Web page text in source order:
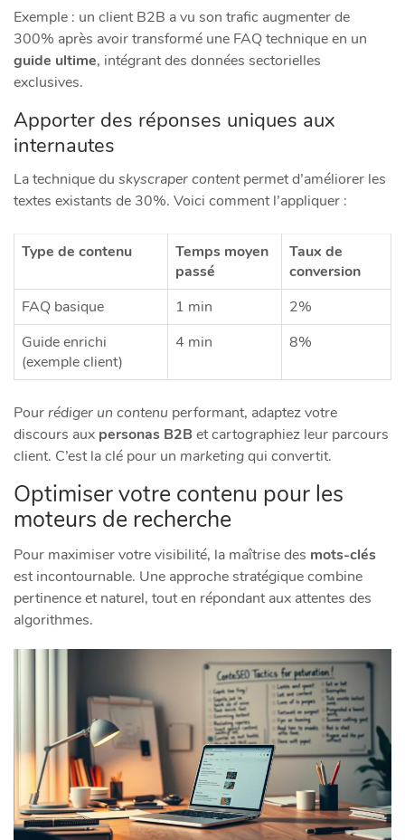
Exemple : un client B2B a vu son trafic augmenter de
300% après avoir transformé une FAQ technique en un
guide ultime, intégrant des données sectorielles
exclusives.
Apporter des réponses uniques aux
internautes
La technique du skyscraper contentpermet d’améliorer les
textes existants de 30%. Voici comment l’appliquer :
Type de contenu
Temps moyen
passé
Taux de
conversion
FAQ basique
1 min
2%
Guide enrichi
(exemple client)
4 min 8%
Pour rédiger un contenu performant, adaptez votre
discours aux personas B2Bet cartographiez leur parcours
client. C’est la clé pour un marketingqui convertit.
Optimiser votre contenu pour les
moteurs de recherche
Pour maximiser votre visibilité, la maîtrise des mots-clés
est incontournable. Une approche stratégique combine
pertinence et naturel, tout en répondant aux attentes des
algorithmes.